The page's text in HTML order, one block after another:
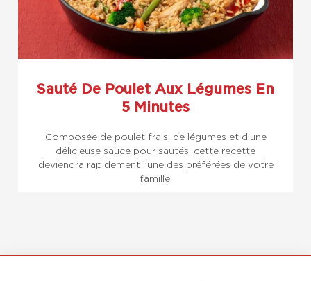
Sauté De Poulet Aux Légumes En
5 Minutes
Composée de poulet frais, de légumes et d’une
délicieuse sauce pour sautés, cette recette
deviendra rapidement l’une des préférées de votre
famille.